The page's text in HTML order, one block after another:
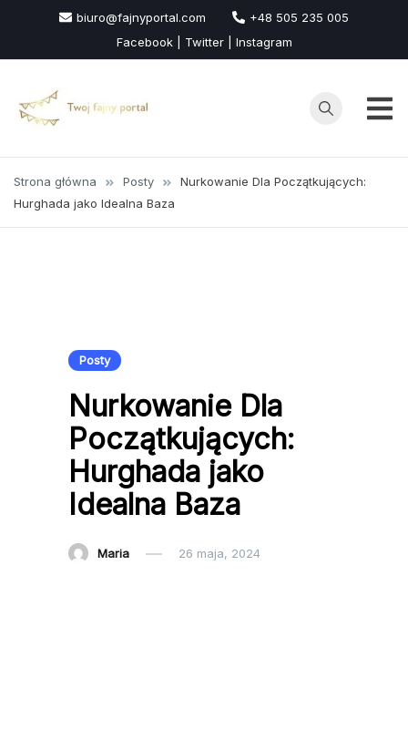
treści
biuro@fajnyportal.com
+48 505 235 005
Facebook | Twitter | Instagram
Strona główna Posty
Nurkowanie Dla Początkujących:
Hurghada jako Idealna Baza
Posty
Nurkowanie Dla
Początkujących:
Hurghada jako
Idealna Baza
Maria 26 maja, 2024